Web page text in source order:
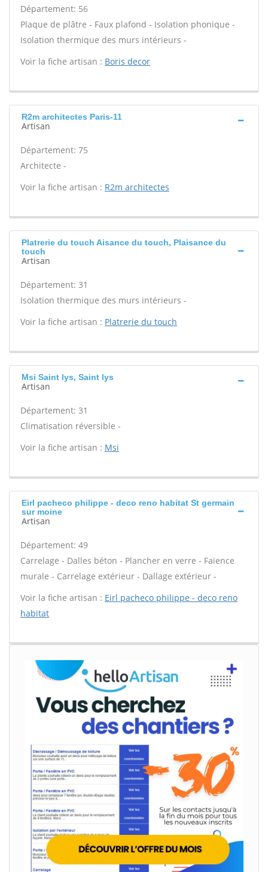
Département: 56
Plaque de plâtre - Faux plafond - Isolation phonique -
Isolation thermique des murs intérieurs -
Voir la fiche artisan : Boris decor
R2m architectes Paris-11
Artisan
Département: 75
Architecte -
Voir la fiche artisan : R2m architectes
Platrerie du touch Aisance du touch, Plaisance du
touch
Artisan
Département: 31
Isolation thermique des murs intérieurs -
Voir la fiche artisan : Platrerie du touch
Msi Saint lys, Saint lys
Artisan
Département: 31
Climatisation réversible -
Voir la fiche artisan : Msi
Eirl pacheco philippe - deco reno habitat St germain
sur moine
Artisan
Département: 49
Carrelage - Dalles béton - Plancher en verre - Faïence
murale - Carrelage extérieur - Dallage extérieur -
Voir la fiche artisan : Eirl pacheco philippe - deco reno
habitat